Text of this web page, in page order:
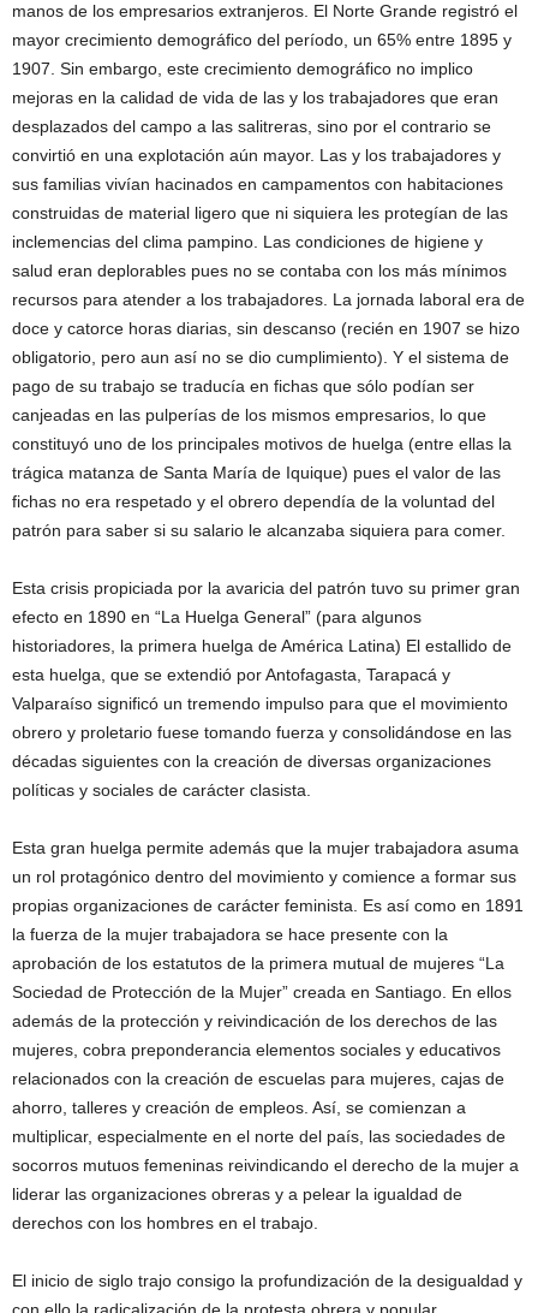
manos de los empresarios extranjeros. El Norte Grande registró el
mayor crecimiento demográfico del período, un 65% entre 1895 y
1907. Sin embargo, este crecimiento demográfico no implico
mejoras en la calidad de vida de las y los trabajadores que eran
desplazados del campo a las salitreras, sino por el contrario se
convirtió en una explotación aún mayor. Las y los trabajadores y
sus familias vivían hacinados en campamentos con habitaciones
construidas de material ligero que ni siquiera les protegían de las
inclemencias del clima pampino. Las condiciones de higiene y
salud eran deplorables pues no se contaba con los más mínimos
recursos para atender a los trabajadores. La jornada laboral era de
doce y catorce horas diarias, sin descanso (recién en 1907 se hizo
obligatorio, pero aun así no se dio cumplimiento). Y el sistema de
pago de su trabajo se traducía en fichas que sólo podían ser
canjeadas en las pulperías de los mismos empresarios, lo que
constituyó uno de los principales motivos de huelga (entre ellas la
trágica matanza de Santa María de Iquique) pues el valor de las
fichas no era respetado y el obrero dependía de la voluntad del
patrón para saber si su salario le alcanzaba siquiera para comer.
Esta crisis propiciada por la avaricia del patrón tuvo su primer gran
efecto en 1890 en “La Huelga General” (para algunos
historiadores, la primera huelga de América Latina) El estallido de
esta huelga, que se extendió por Antofagasta, Tarapacá y
Valparaíso significó un tremendo impulso para que el movimiento
obrero y proletario fuese tomando fuerza y consolidándose en las
décadas siguientes con la creación de diversas organizaciones
políticas y sociales de carácter clasista.
Esta gran huelga permite además que la mujer trabajadora asuma
un rol protagónico dentro del movimiento y comience a formar sus
propias organizaciones de carácter feminista. Es así como en 1891
la fuerza de la mujer trabajadora se hace presente con la
aprobación de los estatutos de la primera mutual de mujeres “La
Sociedad de Protección de la Mujer” creada en Santiago. En ellos
además de la protección y reivindicación de los derechos de las
mujeres, cobra preponderancia elementos sociales y educativos
relacionados con la creación de escuelas para mujeres, cajas de
ahorro, talleres y creación de empleos. Así, se comienzan a
multiplicar, especialmente en el norte del país, las sociedades de
socorros mutuos femeninas reivindicando el derecho de la mujer a
liderar las organizaciones obreras y a pelear la igualdad de
derechos con los hombres en el trabajo.
El inicio de siglo trajo consigo la profundización de la desigualdad y